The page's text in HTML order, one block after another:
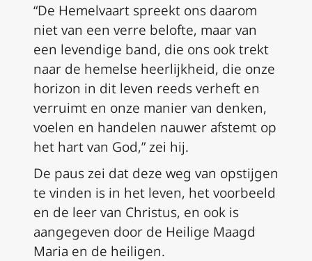
“De Hemelvaart spreekt ons daarom
niet van een verre belofte, maar van
een levendige band, die ons ook trekt
naar de hemelse heerlijkheid, die onze
horizon in dit leven reeds verheft en
verruimt en onze manier van denken,
voelen en handelen nauwer afstemt op
het hart van God,” zei hij.
De paus zei dat deze weg van opstijgen
te vinden is in het leven, het voorbeeld
en de leer van Christus, en ook is
aangegeven door de Heilige Maagd
Maria en de heiligen.